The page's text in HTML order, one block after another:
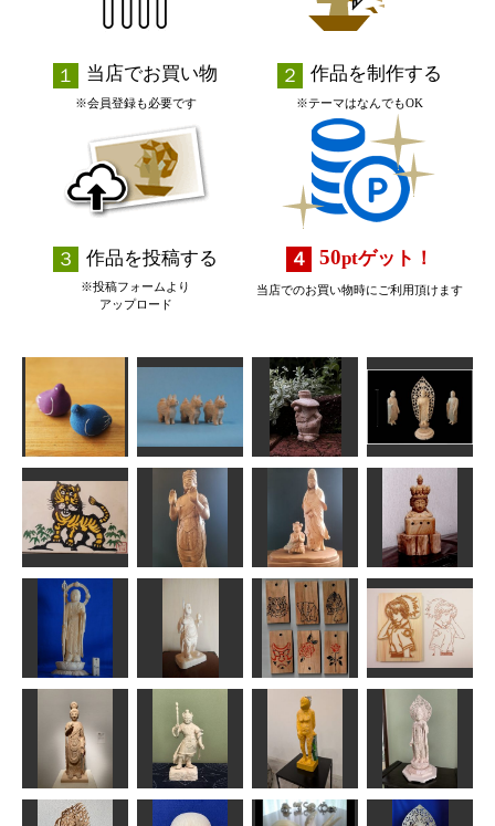
当店でお買い物
※会員登録も必要です
作品を制作する
※テーマはなんでもOK
作品を投稿する
※投稿フォームより
アップロード
50ptゲット！
当店でのお買い物時にご利用頂けます
張り子の鳥
深瀬
戌
合之内 麻呂
庭の小人
MINI
阿弥陀如来
shadow
年賀状「寅」2
道刃物★所蔵参考
作品
伝吉祥天立像
Ｎ(エヌ)
善財童子と白
衣観音
N（エヌ）
十一面観頭部
sigesama
地蔵菩薩像
ta-chann
毘沙門天
アラン
ストラップ
各種
fuku
パシフィカ
ぴあ